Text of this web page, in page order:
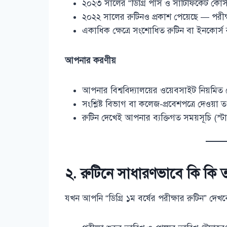
২০২৩ সালের “ডিগ্রি পাস ও সার্টিফিকেট
২০২২ সালের রুটিনও প্রকাশ পেয়েছে —
একাধিক ক্ষেত্রে সংশোধিত রুটিন বা
আপনার করণীয়
আপনার বিশ্ববিদ্যালয়ের ওয়েবসাইট
সংশ্লিষ্ট বিভাগ বা কলেজ-প্রবেশপত্রে দেওয়া
রুটিন দেখেই আপনার ব্যক্তিগত সময়সূচি
২. রুটিনে সাধারণভাবে কি কি
যখন আপনি “ডিগ্রি ১ম বর্ষের পরীক্ষার রুটিন”